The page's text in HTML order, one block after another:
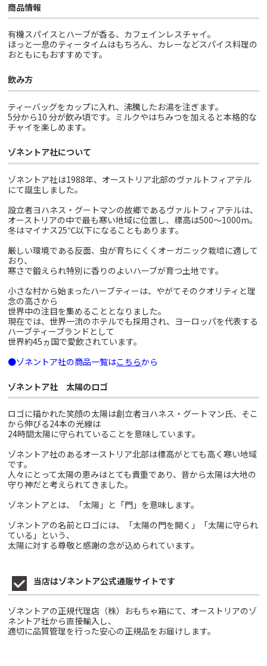
商品情報
有機スパイスとハーブが香る、カフェインレスチャイ。
ほっと一息のティータイムはもちろん、カレーなどスパイス料理の
おともにもおすすめです。
飲み方
ティーバッグをカップに入れ、沸騰したお湯を注ぎます。
5分から10 分が飲み頃です。ミルクやはちみつを加えると本格的な
チャイを楽しめます。
ゾネントア社について
ゾネントア社は1988年、オーストリア北部のヴァルトフィアテル
にて誕生しました。
設立者ヨハネス・グートマンの故郷であるヴァルトフィアテルは、
オーストリアの中で最も寒い地域に位置し、標高は500～1000m。
冬はマイナス25℃以下になることもあります。
厳しい環境である反面、虫が育ちにくくオーガニック栽培に適して
おり、
寒さで鍛えられ特別に香りのよいハーブが育つ土地です。
小さな村から始まったハーブティーは、やがてそのクオリティと理
念の高さから
世界中の注目を集めることとなりました。
現在では、世界一流のホテルでも採用され、ヨーロッパを代表する
ハーブティーブランドとして
世界約45ヵ国で愛飲されています。
●ゾネントア社の商品一覧はこちらから
ゾネントア社 太陽のロゴ
ロゴに描かれた笑顔の太陽は創立者ヨハネス・グートマン氏、そこ
から伸びる24本の光線は
24時間太陽に守られていることを意味しています。
ゾネントア社のあるオーストリア北部は標高がとても高く寒い地域
です。
人々にとって太陽の恵みはとても貴重であり、昔から太陽は大地の
守り神だと考えられてきました。
ゾネントアとは、「太陽」と「門」を意味します。
ゾネントアの名前とロゴには、「太陽の門を開く」「太陽に守られ
ている」という、
太陽に対する尊敬と感謝の念が込められています。
当店はゾネントア公式通販サイトです
ゾネントアの正規代理店（株）おもちゃ箱にて、オーストリアのゾ
ネントア社から直接輸入し、
適切に品質管理を行った安心の正規品をお届けします。